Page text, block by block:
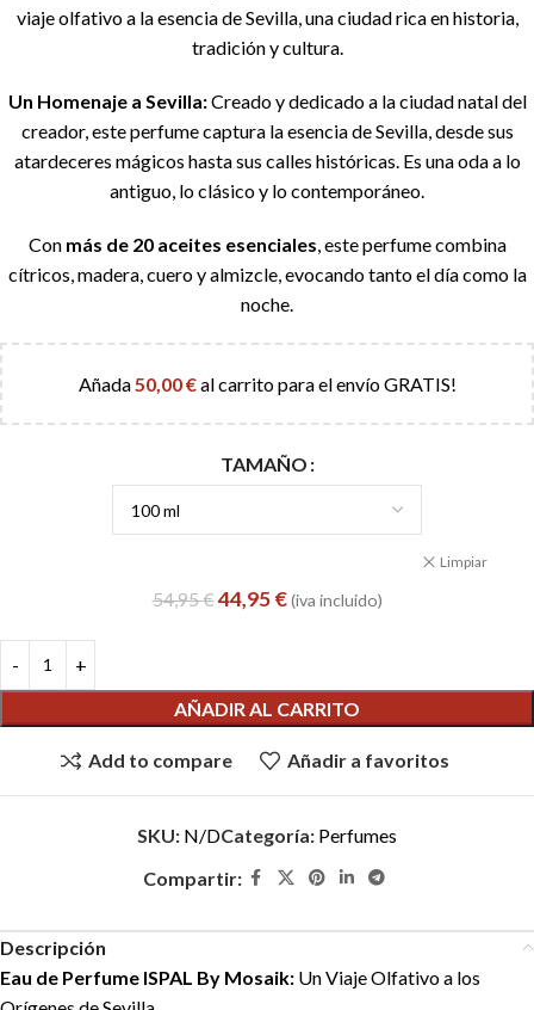
viaje olfativo a la esencia de Sevilla, una ciudad rica en historia,
tradición y cultura.
Un Homenaje a Sevilla:Creado y dedicado a la ciudad natal del
creador, este perfume captura la esencia de Sevilla, desde sus
atardeceres mágicos hasta sus calles históricas. Es una oda a lo
antiguo, lo clásico y lo contemporáneo.
Con más de 20 aceites esenciales, este perfume combina
cítricos, madera, cuero y almizcle, evocando tanto el día como la
noche.
Añada50,00€al carrito para el envío GRATIS!
TAMAÑO
Limpiar
54,95€44,95€ (iva incluido)
AÑADIR AL CARRITO
Add to compare Añadir a favoritos
SKU: N/DCategoría: Perfumes
Compartir:
Descripción
Eau de Perfume ISPAL By Mosaik: Un Viaje Olfativo a los